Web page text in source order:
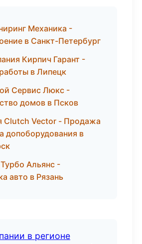
Механика -
в Санкт-Петербург
Кирпич Гарант -
в Липецк
Сервис Люкс -
домов в Псков
Clutch Vector - Продажа
допоборудования в
Альянс -
авто в Рязань
в регионе